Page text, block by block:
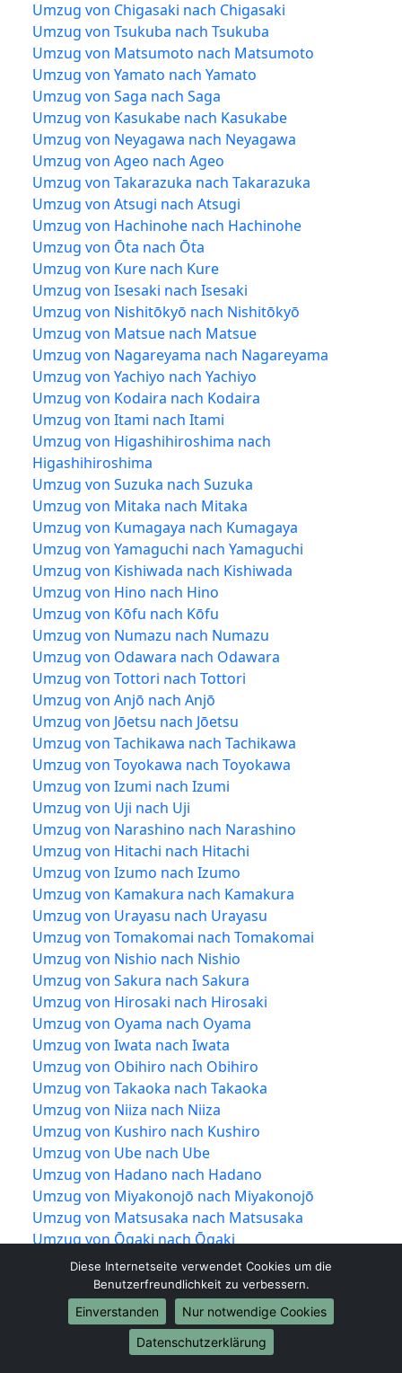
Umzug von Chigasaki nach Chigasaki
Umzug von Tsukuba nach Tsukuba
Umzug von Matsumoto nach Matsumoto
Umzug von Yamato nach Yamato
Umzug von Saga nach Saga
Umzug von Kasukabe nach Kasukabe
Umzug von Neyagawa nach Neyagawa
Umzug von Ageo nach Ageo
Umzug von Takarazuka nach Takarazuka
Umzug von Atsugi nach Atsugi
Umzug von Hachinohe nach Hachinohe
Umzug von Ōta nach Ōta
Umzug von Kure nach Kure
Umzug von Isesaki nach Isesaki
Umzug von Nishitōkyō nach Nishitōkyō
Umzug von Matsue nach Matsue
Umzug von Nagareyama nach Nagareyama
Umzug von Yachiyo nach Yachiyo
Umzug von Kodaira nach Kodaira
Umzug von Itami nach Itami
Umzug von Higashihiroshima nach
Higashihiroshima
Umzug von Suzuka nach Suzuka
Umzug von Mitaka nach Mitaka
Umzug von Kumagaya nach Kumagaya
Umzug von Yamaguchi nach Yamaguchi
Umzug von Kishiwada nach Kishiwada
Umzug von Hino nach Hino
Umzug von Kōfu nach Kōfu
Umzug von Numazu nach Numazu
Umzug von Odawara nach Odawara
Umzug von Tottori nach Tottori
Umzug von Anjō nach Anjō
Umzug von Jōetsu nach Jōetsu
Umzug von Tachikawa nach Tachikawa
Umzug von Toyokawa nach Toyokawa
Umzug von Izumi nach Izumi
Umzug von Uji nach Uji
Umzug von Narashino nach Narashino
Umzug von Hitachi nach Hitachi
Umzug von Izumo nach Izumo
Umzug von Kamakura nach Kamakura
Umzug von Urayasu nach Urayasu
Umzug von Tomakomai nach Tomakomai
Umzug von Nishio nach Nishio
Umzug von Sakura nach Sakura
Umzug von Hirosaki nach Hirosaki
Umzug von Oyama nach Oyama
Umzug von Iwata nach Iwata
Umzug von Obihiro nach Obihiro
Umzug von Takaoka nach Takaoka
Umzug von Niiza nach Niiza
Umzug von Kushiro nach Kushiro
Umzug von Ube nach Ube
Umzug von Hadano nach Hadano
Umzug von Miyakonojō nach Miyakonojō
Umzug von Matsusaka nach Matsusaka
Umzug von Ōgaki nach Ōgaki
Umzug von Hitachinaka nach Hitachinaka
Umzug von Tochigi nach Tochigi
Umzug von Ueda nach Ueda
Umzug von Kariya nach Kariya
Umzug von Noda nach Noda
Diese Internetseite verwendet Cookies um die
Benutzerfreundlichkeit zu verbessern.
Einverstanden
Nur notwendige Cookies
Datenschutzerklärung